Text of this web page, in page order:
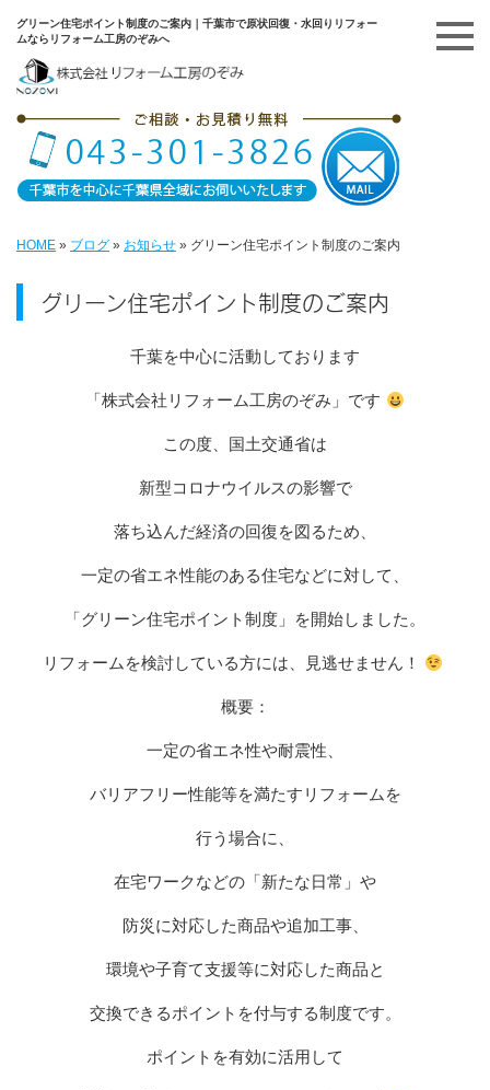
グリーン住宅ポイント制度のご案内｜千葉市で原状回復・水回りリフォー
ムならリフォーム工房のぞみへ
HOME » ブログ » お知らせ » グリーン住宅ポイント制度のご案内
グリーン住宅ポイント制度のご案内
千葉を中心に活動しております
「株式会社リフォーム工房のぞみ」です
この度、国土交通省は
新型コロナウイルスの影響で
落ち込んだ経済の回復を図るため、
一定の省エネ性能のある住宅などに対して、
「グリーン住宅ポイント制度」を開始しました。
リフォームを検討している方には、見逃せません！
概要：
一定の省エネ性や耐震性、
バリアフリー性能等を満たすリフォームを
行う場合に、
在宅ワークなどの「新たな日常」や
防災に対応した商品や追加工事、
環境や子育て支援等に対応した商品と
交換できるポイントを付与する制度です。
ポイントを有効に活用して